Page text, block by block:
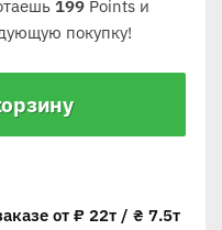
199Points и
покупку!
от ₽ 22т / ₴ 7.5т